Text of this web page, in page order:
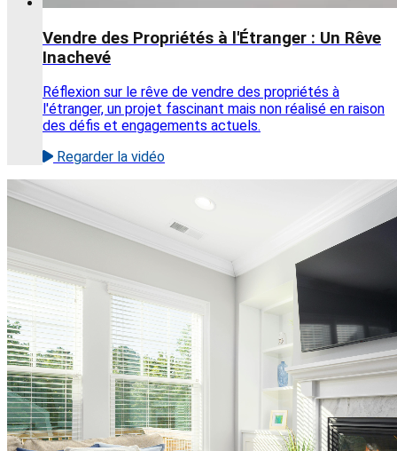
Vendre des Propriétés à l'Étranger : Un Rêve
Inachevé
Réflexion sur le rêve de vendre des propriétés à
l'étranger, un projet fascinant mais non réalisé en raison
des défis et engagements actuels.
Regarder la vidéo